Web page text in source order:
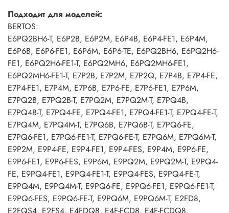
Подходит для моделей:
BERTOS:
E6PQ2BH6-T, E6P2B, E6P2M, E6P4B, E6P4-FE1, E6P4M,
E6P6B, E6P6-FE1, E6P6M, E6P6-TE, E6PQ2BH6, E6PQ2H6-
FE1, E6PQ2H6-FE1-T, E6PQ2MH6, E6PQ2MH6-FE1,
E6PQ2MH6-FE1-T, E7P2B, E7P2M, E7P2Q, E7P4B, E7P4-FE,
E7P4-FE1, E7P4M, E7P6B, E7P6-FE, E7P6-FE1, E7P6M,
E7PQ2B, E7PQ2B-T, E7PQ2M, E7PQ2M-T, E7PQ4B,
E7PQ4B-T, E7PQ4-FE, E7PQ4-FE1, E7PQ4-FE1-T, E7PQ4-FE-T,
E7PQ4M, E7PQ4M-T, E7PQ6B, E7PQ6B-T, E7PQ6-FE,
E7PQ6-FE1, E7PQ6-FE1-T, E7PQ6-FE-T, E7PQ6M, E7PQ6M-T,
E9P2M, E9P4-FE, E9P4-FE1, E9P4-FES, E9P4M, E9P6-FE,
E9P6-FE1, E9P6-FES, E9P6M, E9PQ2M, E9PQ2M-T, E9PQ4-
FE, E9PQ4-FE1, E9PQ4-FE1-T, E9PQ4-FES, E9PQ4-FE-T,
E9PQ4M, E9PQ4M-T, E9PQ6-FE, E9PQ6-FE1, E9PQ6-FE1-T,
E9PQ6-FES, E9PQ6-FE-T, E9PQ6M, E9PQ6M-T, E2FD8,
E2FQS4, E2FS4, E4FDQ8, E4F-FCD8, E4F-FCDQ8,